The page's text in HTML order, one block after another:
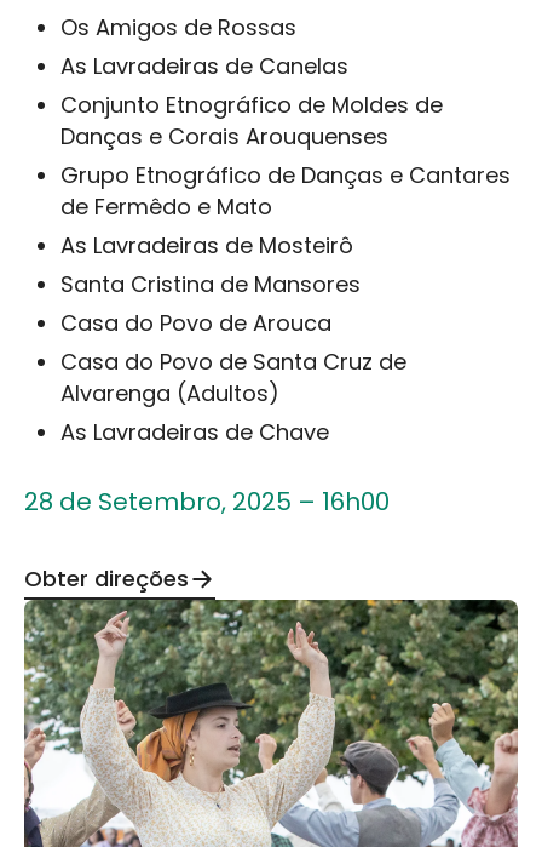
Os Amigos de Rossas
As Lavradeiras de Canelas
Conjunto Etnográfico de Moldes de
Danças e Corais Arouquenses
Grupo Etnográfico de Danças e Cantares
de Fermêdo e Mato
As Lavradeiras de Mosteirô
Santa Cristina de Mansores
Casa do Povo de Arouca
Casa do Povo de Santa Cruz de
Alvarenga (Adultos)
As Lavradeiras de Chave
28 de Setembro, 2025 – 16h00
Obter direções